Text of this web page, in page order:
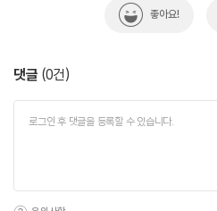
좋아요!
댓글 (0건)